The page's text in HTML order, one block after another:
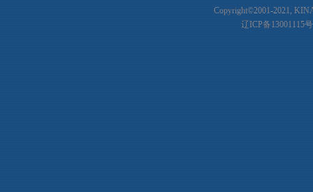
Copyright©2001-2021,
辽ICP备13001115